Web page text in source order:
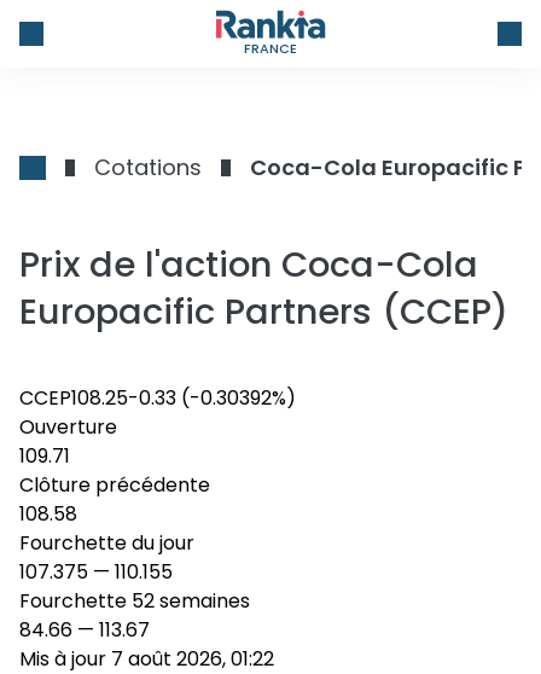
FRANCE
Cotations Coca-Cola Europacific
Prix de l'action Coca-Cola
Europacific Partners (CCEP)
CCEP108.25-0.33 (-0.30392%)
Ouverture
109.71
Clôture précédente
108.58
Fourchette du jour
107.375 — 110.155
Fourchette 52 semaines
84.66 — 113.67
Mis à jour 7 août 2026, 01:22